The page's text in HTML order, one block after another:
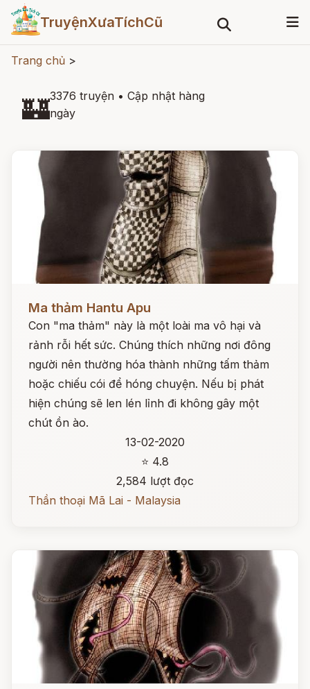
TruyệnXưaTíchCũ
Trang chủ >
🏰3376 truyện • Cập nhật hàng
ngày
Ma thảm Hantu Apu
Con "ma thảm" này là một loài ma vô hại và
rảnh rỗi hết sức. Chúng thích những nơi đông
người nên thường hóa thành những tấm thảm
hoặc chiếu cói để hóng chuyện. Nếu bị phát
hiện chúng sẽ len lén lỉnh đi không gây một
chút ồn ào.
13-02-2020
⭐ 4.8
2,584 lượt đọc
Thần thoại Mã Lai - Malaysia